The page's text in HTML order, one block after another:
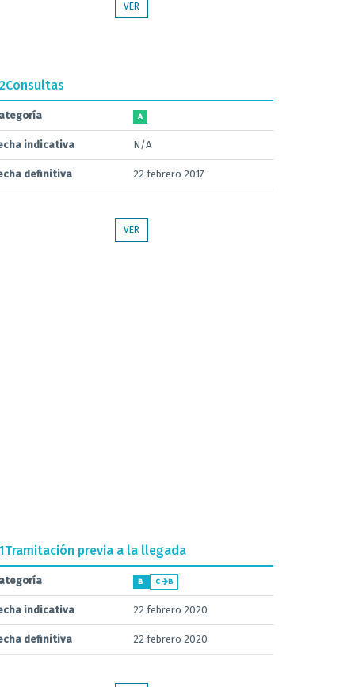
VER
Consultas
A
indicativa N/A
definitiva 22 febrero 2017
VER
Tramitación previa a la llegada
B C B
indicativa 22 febrero 2020
definitiva 22 febrero 2020